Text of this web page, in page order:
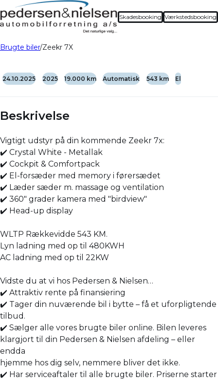
Skadesbooking Værkstedsbooking
Brugte biler Zeekr 7X
24.10.2025 2025 19.000 km Automatisk 543 km El
Beskrivelse
Vigtigt udstyr på din kommende Zeekr 7x:
✔️ Crystal White - Metallak
✔️ Cockpit & Comfortpack
✔️ El-forsæder med memory i førersædet
✔️ Læder sæder m. massage og ventilation
✔️ 360" grader kamera med "birdview"
✔️ Head-up display
WLTP Rækkevidde 543 KM.
Lyn ladning med op til 480KWH
AC ladning med op til 22KW
Vidste du at vi hos Pedersen & Nielsen…
✔️ Attraktiv rente på finansiering
✔️ Tager din nuværende bil i bytte – få et uforpligtende
tilbud.
✔️ Sælger alle vores brugte biler online. Bilen leveres
klargjort til din Pedersen & Nielsen afdeling – eller
endda
hjemme hos dig selv, nemmere bliver det ikke.
✔️ Har serviceaftaler til alle brugte biler. Priserne starter